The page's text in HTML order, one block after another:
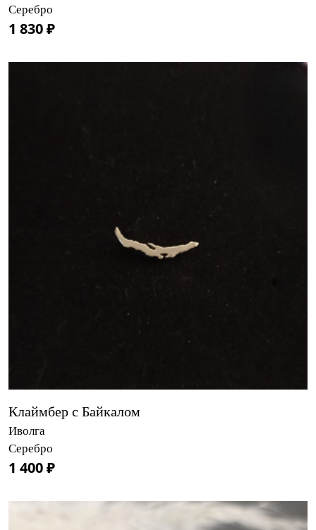
Серебро
1 830 ₽
Клаймбер с Байкалом
Иволга
Серебро
1 400 ₽